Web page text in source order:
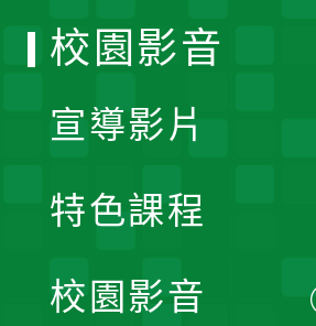
校園影音
宣導影片
特色課程
校園影音